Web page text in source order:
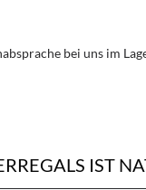
bei uns im
IST